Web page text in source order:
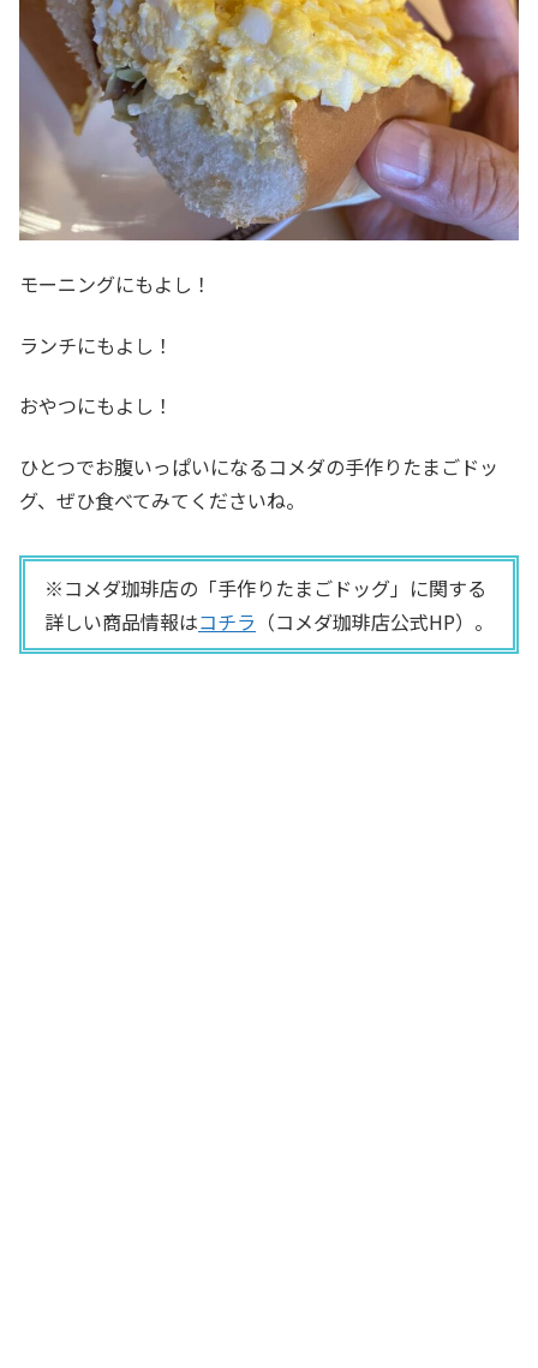
モーニングにもよし！
ランチにもよし！
おやつにもよし！
ひとつでお腹いっぱいになるコメダの手作りたまごドッ
グ、ぜひ食べてみてくださいね。
※コメダ珈琲店の「手作りたまごドッグ」に関する
詳しい商品情報はコチラ （コメダ珈琲店公式HP）。